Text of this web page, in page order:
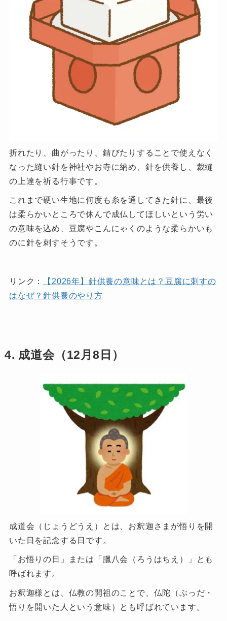
折れたり、曲がったり、錆びたりすることで使えなく
なった縫い針を神社やお寺に納め、針を供養し、裁縫
の上達を祈る行事です。
これまで硬い生地に何度も糸を通してきた針に、最後
は柔らかいところで休んで成仏してほしいという労い
の意味を込め、豆腐やこんにゃくのような柔らかいも
のに針を刺すそうです。
リンク：
【2026年】針供養の意味とは？豆腐に刺すの
はなぜ？針供養のやり方
4. 成道会（12月8日）
成道会（じょうどうえ）とは、お釈迦さまが悟りを開
いた日を記念する日です。
「お悟りの日」または「臘八会（ろうはちえ）」とも
呼ばれます。
お釈迦様とは、仏教の開祖のことで、仏陀（ぶっだ・
悟りを開いた人という意味）とも呼ばれています。